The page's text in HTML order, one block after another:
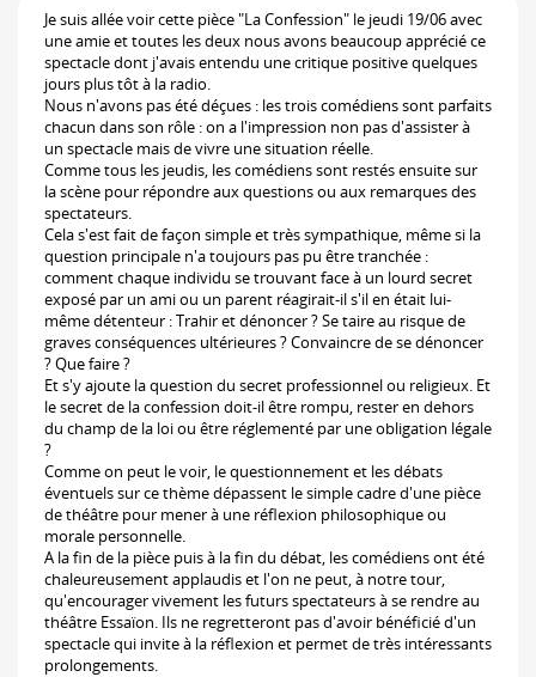
Je suis allée voir cette pièce "La Confession" le jeudi 19/06 avec
une amie et toutes les deux nous avons beaucoup apprécié ce
spectacle dont j'avais entendu une critique positive quelques
jours plus tôt à la radio.
Nous n'avons pas été déçues : les trois comédiens sont parfaits
chacun dans son rôle : on a l'impression non pas d'assister à
un spectacle mais de vivre une situation réelle.
Comme tous les jeudis, les comédiens sont restés ensuite sur
la scène pour répondre aux questions ou aux remarques des
spectateurs.
Cela s'est fait de façon simple et très sympathique, même si la
question principale n'a toujours pas pu être tranchée :
comment chaque individu se trouvant face à un lourd secret
exposé par un ami ou un parent réagirait-il s'il en était lui-
même détenteur : Trahir et dénoncer ? Se taire au risque de
graves conséquences ultérieures ? Convaincre de se dénoncer
? Que faire ?
Et s'y ajoute la question du secret professionnel ou religieux. Et
le secret de la confession doit-il être rompu, rester en dehors
du champ de la loi ou être réglementé par une obligation légale
?
Comme on peut le voir, le questionnement et les débats
éventuels sur ce thème dépassent le simple cadre d'une pièce
de théâtre pour mener à une réflexion philosophique ou
morale personnelle.
A la fin de la pièce puis à la fin du débat, les comédiens ont été
chaleureusement applaudis et l'on ne peut, à notre tour,
qu'encourager vivement les futurs spectateurs à se rendre au
théâtre Essaïon. Ils ne regretteront pas d'avoir bénéficié d'un
spectacle qui invite à la réflexion et permet de très intéressants
prolongements.